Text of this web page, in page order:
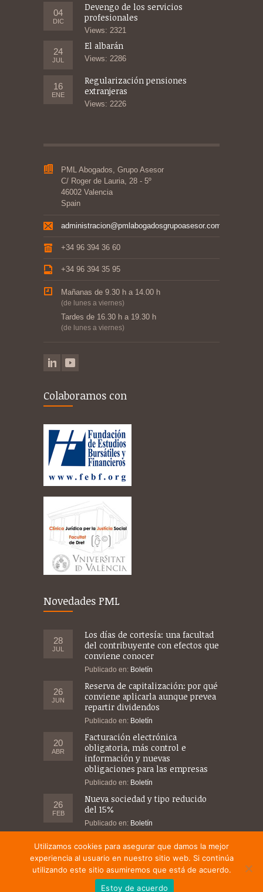
04
DIC
Devengo de los servicios
profesionales
Views: 2321
24
JUL
El albarán
Views: 2286
16
ENE
Regularización pensiones
extranjeras
Views: 2226
PML Abogados, Grupo Asesor
C/ Roger de Lauria, 28 - 5º
46002 Valencia
Spain
administracion@pmlabogadosgrupoasesor.com
+34 96 394 36 60
+34 96 394 35 95
Mañanas de 9.30 h a 14.00 h
(de lunes a viernes)
Tardes de 16.30 h a 19.30 h
(de lunes a viernes)
Colaboramos con
Novedades PML
28
JUL
Los días de cortesía: una facultad
del contribuyente con efectos que
conviene conocer
Publicado en: Boletín
26
JUN
Reserva de capitalización: por qué
conviene aplicarla aunque prevea
repartir dividendos
Publicado en: Boletín
20
ABR
Facturación electrónica
obligatoria, más control e
información y nuevas
obligaciones para las empresas
Publicado en: Boletín
26
FEB
Nueva sociedad y tipo reducido
del 15%
Publicado en: Boletín
©2014-2021 PML Abogados, Grupo Asesor · Web
desarrollada porJose Gosálbez
Utilizamos cookies para asegurar que damos la mejor
experiencia al usuario en nuestro sitio web. Si continúa
utilizando este sitio asumiremos que está de acuerdo.
Estoy de acuerdo